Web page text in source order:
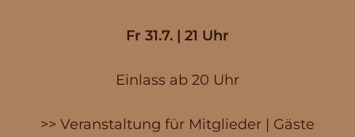
Fr 31.7. | 21 Uhr
Einlass ab 20 Uhr
>> Veranstaltung für Mitglieder | Gäste